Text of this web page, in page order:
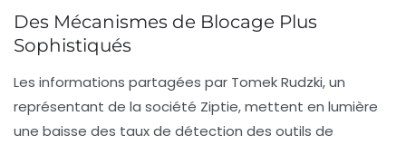
Des Mécanismes de Blocage Plus
Sophistiqués
Les informations partagées par Tomek Rudzki, un
représentant de la société Ziptie, mettent en lumière
une baisse des taux de détection des outils de